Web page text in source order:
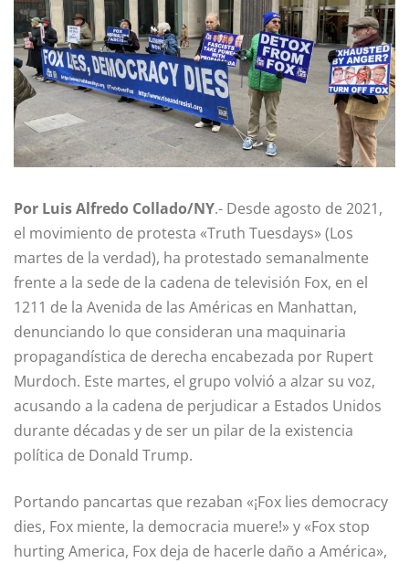
Por Luis Alfredo Collado/NY.- Desde agosto de 2021,
el movimiento de protesta «Truth Tuesdays» (Los
martes de la verdad), ha protestado semanalmente
frente a la sede de la cadena de televisión Fox, en el
1211 de la Avenida de las Américas en Manhattan,
denunciando lo que consideran una maquinaria
propagandística de derecha encabezada por Rupert
Murdoch. Este martes, el grupo volvió a alzar su voz,
acusando a la cadena de perjudicar a Estados Unidos
durante décadas y de ser un pilar de la existencia
política de Donald Trump.
Portando pancartas que rezaban «¡Fox lies democracy
dies, Fox miente, la democracia muere!» y «Fox stop
hurting America, Fox deja de hacerle daño a América»,